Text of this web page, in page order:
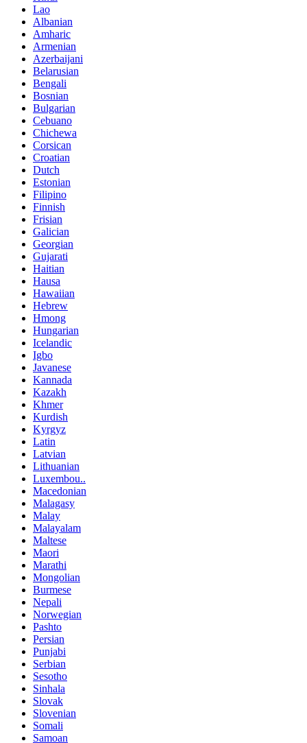
Lao
Albanian
Amharic
Armenian
Azerbaijani
Belarusian
Bengali
Bosnian
Bulgarian
Cebuano
Chichewa
Corsican
Croatian
Dutch
Estonian
Filipino
Finnish
Frisian
Galician
Georgian
Gujarati
Haitian
Hausa
Hawaiian
Hebrew
Hmong
Hungarian
Icelandic
Igbo
Javanese
Kannada
Kazakh
Khmer
Kurdish
Kyrgyz
Latin
Latvian
Lithuanian
Luxembou..
Macedonian
Malagasy
Malay
Malayalam
Maltese
Maori
Marathi
Mongolian
Burmese
Nepali
Norwegian
Pashto
Persian
Punjabi
Serbian
Sesotho
Sinhala
Slovak
Slovenian
Somali
Samoan